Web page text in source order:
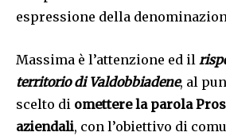
espressione della
Massima è l’attenzione ed il
territorio di Valdobbiadene, al
scelto di omettere la parola
aziendali, con l’obiettivo di